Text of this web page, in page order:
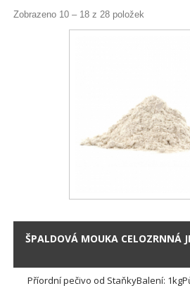
Zobrazeno 10 – 18 z 28 položek
ŠPALDOVÁ MOUKA CELOZRNNÁ
Příordní pečivo od StaňkyBalení: